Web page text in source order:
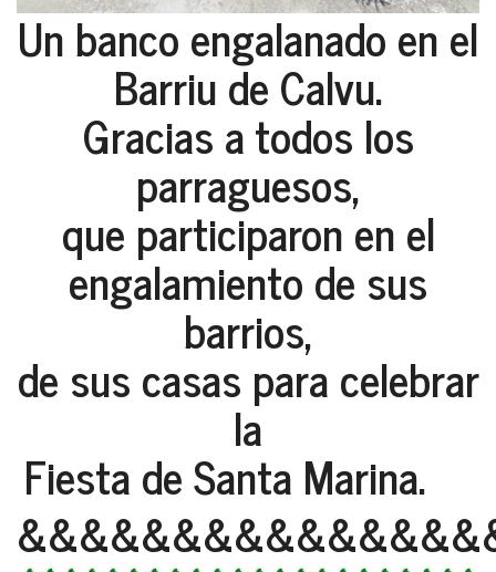
Un banco engalanado en el
Barriu de Calvu.
Gracias a todos los
parraguesos,
que participaron en el
engalamiento de sus
barrios,
de sus casas para celebrar
la
Fiesta de Santa Marina.